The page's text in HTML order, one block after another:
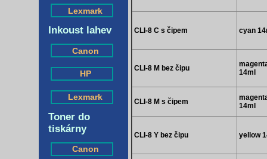
Lexmark
Inkoust lahev
Canon
HP
Lexmark
Toner do
tiskárny
Canon
CLI-8 C s čipem cyan
CLI-8 M bez čipu
14ml
CLI-8 M s čipem
14ml
CLI-8 Y bez čipu yellow